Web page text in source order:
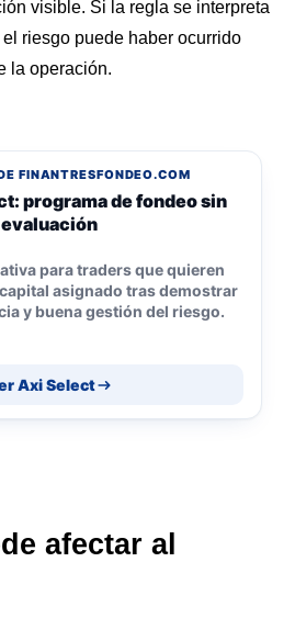
visible. Si la regla se interpreta
riesgo puede haber ocurrido
la operación.
FINANTRESFONDEO.COM
programa de fondeo sin
para traders que quieren
asignado tras demostrar
y buena gestión del riesgo.
Axi Select
afectar al